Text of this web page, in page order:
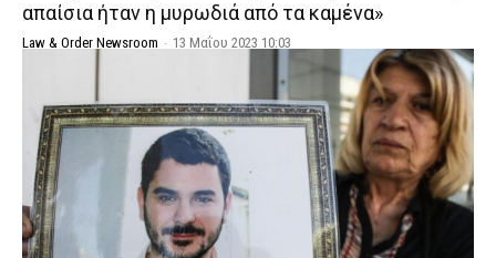
απαίσια ήταν η μυρωδιά από τα καμένα»
Law & Order Newsroom - 13 Μαΐου 2023 10:03